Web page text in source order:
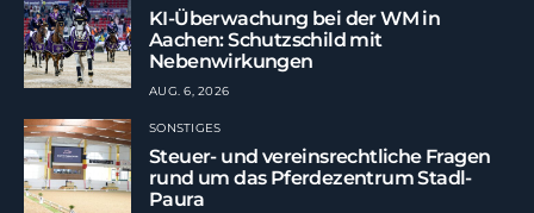
KI-Überwachung bei der WM in
Aachen: Schutzschild mit
Nebenwirkungen
AUG. 6, 2026
SONSTIGES
Steuer- und vereinsrechtliche Fragen
rund um das Pferdezentrum Stadl-
Paura